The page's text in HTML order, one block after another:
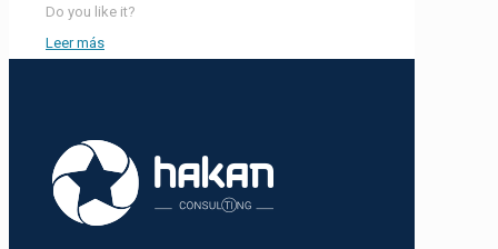
Do you like it?
Leer más